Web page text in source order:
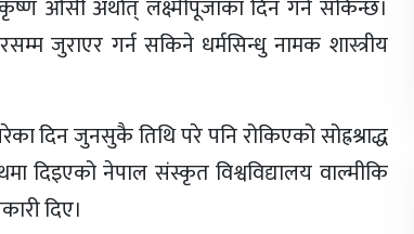
औँसी अर्थात् लक्ष्मीपूजाका दिन गर्न सकिन्छ।
जुराएर गर्न सकिने धर्मसिन्धु नामक शास्त्रीय
दिन जुनसुकै तिथि परे पनि रोकिएको सोह्रश्राद्ध
दिइएको नेपाल संस्कृत विश्वविद्यालय वाल्मीकि
दिए।